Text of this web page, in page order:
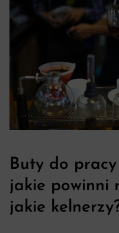
Buty do
jakie powinni
jakie